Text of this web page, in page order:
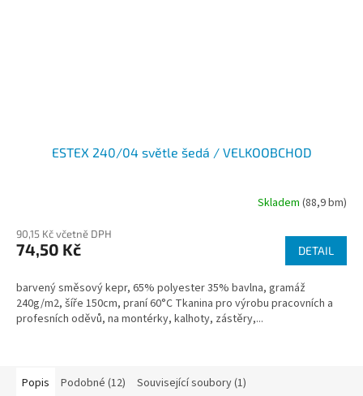
ESTEX 240/04 světle šedá / VELKOOBCHOD
Skladem (88,9 bm)
90,15 Kč včetně DPH
74,50 Kč DETAIL
barvený směsový kepr, 65% polyester 35% bavlna, gramáž
240g/m2, šíře 150cm, praní 60°C Tkanina pro výrobu pracovních a
profesních oděvů, na montérky, kalhoty, zástěry,...
Popis Podobné (12) Související soubory (1)